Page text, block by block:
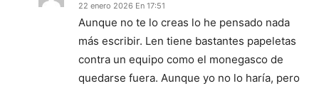
22 enero 2026 En 17:51
Aunque no te lo creas lo he pensado nada
más escribir. Len tiene bastantes papeletas
contra un equipo como el monegasco de
quedarse fuera. Aunque yo no lo haría, pero